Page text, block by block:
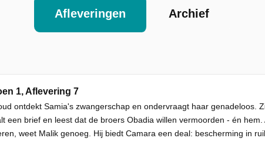
Afleveringen Archief
1, Aflevering 7
ontdekt Samia's zwangerschap en ondervraagt haar genadeloos.
een brief en leest dat de broers Obadia willen vermoorden - én
weet Malik genoeg. Hij biedt Camara een deal: bescherming in ruil